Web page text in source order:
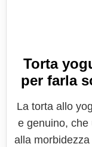
Torta
per farla
La torta allo
e genuino, che
alla